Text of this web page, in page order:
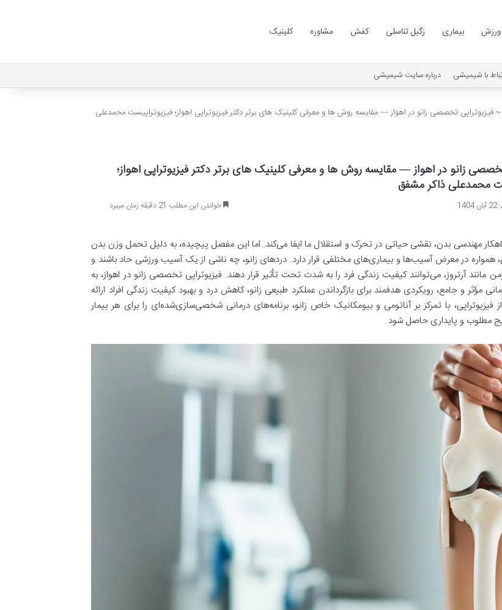
ورزش بیماری زگیل تناسلی کفش مشاوره کلینیک
با شیمیشی درباره سایت شیمیشی
~فیزیوتراپی تخصصی زانو در اهواز — مقایسه روش ها و معرفی کلینیک های برتر دکتر فیزیوتراپی اهواز؛ فیزیوتراپیست محمدعلی
زانو در اهواز — مقایسه روش ها و معرفی کلینیک های برتر دکتر فیزیوتراپی اهواز؛
محمدعلی ذاکر مشفق
خواندن این مطلب 21 دقیقه زمان میبرد
مهندسی بدن، نقشی حیاتی در تحرک و استقلال ما ایفا می‌کند. اما این مفصل پیچیده، به دلیل تحمل وزن بدن
همواره در معرض آسیب‌ها و بیماری‌های مختلفی قرار دارد. دردهای زانو، چه ناشی از یک آسیب ورزشی حاد باشند و
آرتروز، می‌توانند کیفیت زندگی فرد را به شدت تحت تأثیر قرار دهند. فیزیوتراپی تخصصی زانو در اهواز، به
مؤثر و جامع، رویکردی هدفمند برای بازگرداندن عملکرد طبیعی زانو، کاهش درد و بهبود کیفیت زندگی افراد ارائه
با تمرکز بر آناتومی و بیومکانیک خاص زانو، برنامه‌های درمانی شخصی‌سازی‌شده‌ای را برای هر بیمار
مطلوب و پایداری حاصل شود.